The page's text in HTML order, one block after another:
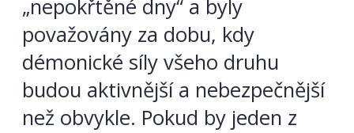
„nepokřtěné dny“ a byly
považovány za dobu, kdy
démonické síly všeho druhu
budou aktivnější a nebezpečnější
než obvykle. Pokud by jeden z